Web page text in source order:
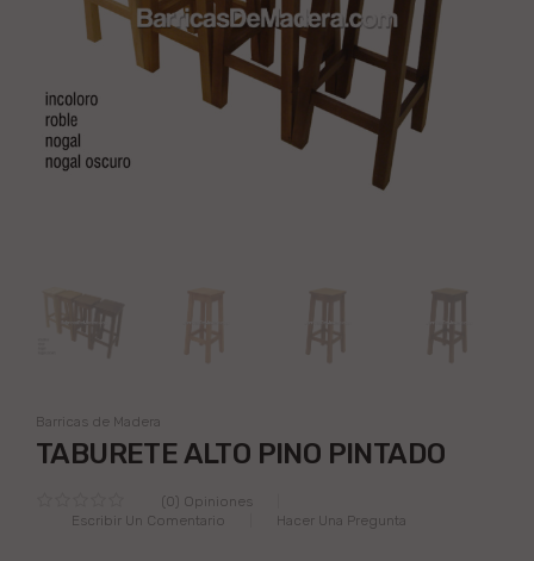
Barricas de Madera
TABURETE ALTO PINO PINTADO
(0) Opiniones
Escribir Un Comentario
Hacer Una Pregunta